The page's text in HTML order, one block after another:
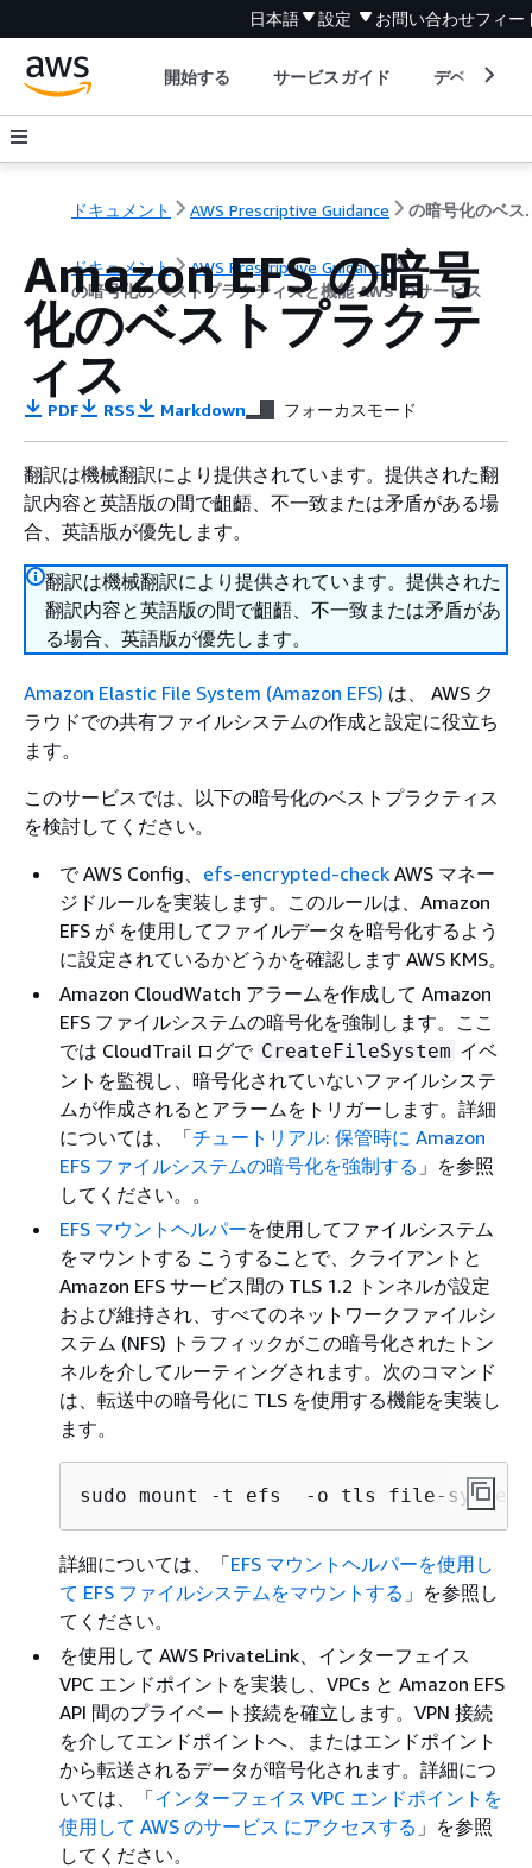
日本語 設定 お問い合わせフィー
開始する サービスガイド デベロッパ
ドキュメント AWS Prescriptive Guidance の暗号化の
ドキュメント
AWS Prescriptive Guidance
の暗号化のベストプラクティスと機能 AWS のサービス
Amazon EFS の暗号
化のベストプラクテ
ィス
PDF RSS Markdown フォーカスモード
翻訳は機械翻訳により提供されています。提供された翻
訳内容と英語版の間で齟齬、不一致または矛盾がある場
合、英語版が優先します。
翻訳は機械翻訳により提供されています。提供された
翻訳内容と英語版の間で齟齬、不一致または矛盾があ
る場合、英語版が優先します。
Amazon Elastic File System (Amazon EFS) は、 AWS ク
ラウドでの共有ファイルシステムの作成と設定に役立ち
ます。
このサービスでは、以下の暗号化のベストプラクティス
を検討してください。
で AWS Config、 efs-encrypted-check AWS マネー
ジドルールを実装します。このルールは、Amazon
EFS が を使用してファイルデータを暗号化するよう
に設定されているかどうかを確認します AWS KMS。
Amazon CloudWatch アラームを作成して Amazon
EFS ファイルシステムの暗号化を強制します。ここ
では CloudTrail ログで CreateFileSystem イベ
ントを監視し、暗号化されていないファイルシステ
ムが作成されるとアラームをトリガーします。詳細
については、「チュートリアル: 保管時に Amazon
EFS ファイルシステムの暗号化を強制する 」を参照
してください。。
EFS マウントヘルパーを使用してファイルシステム
をマウントする こうすることで、クライアントと
Amazon EFS サービス間の TLS 1.2 トンネルが設定
および維持され、すべてのネットワークファイルシ
ステム (NFS) トラフィックがこの暗号化されたトン
ネルを介してルーティングされます。次のコマンド
は、転送中の暗号化に TLS を使用する機能を実装し
ます。
sudo mount -t efs  -o tls file-
詳細については、「EFS マウントヘルパーを使用し
て EFS ファイルシステムをマウントする 」を参照し
てください。
を使用して AWS PrivateLink、インターフェイス
VPC エンドポイントを実装し、VPCs と Amazon EFS
API 間のプライベート接続を確立します。VPN 接続
を介してエンドポイントへ、またはエンドポイント
から転送されるデータが暗号化されます。詳細につ
いては、「インターフェイス VPC エンドポイントを
使用して AWS のサービス にアクセスする 」を参照
してください。